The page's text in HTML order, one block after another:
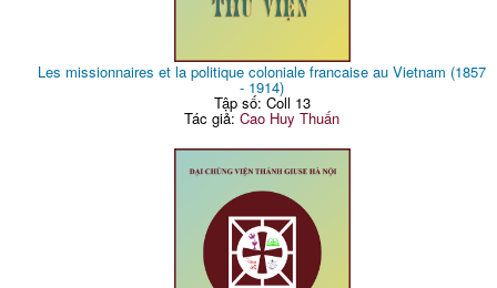
Les missionnaires et la politique coloniale francaise au Vietnam (1857
- 1914)
Tập số: Coll 13
Tác giả:Cao Huy Thuấn